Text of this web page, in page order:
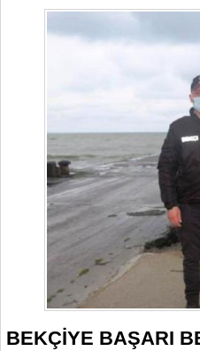
BEKÇİYE BAŞARI